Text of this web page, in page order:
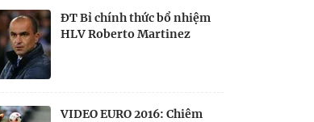
ĐT Bỉ chính thức bổ nhiệm
HLV Roberto Martinez
VIDEO EURO 2016: Chiêm